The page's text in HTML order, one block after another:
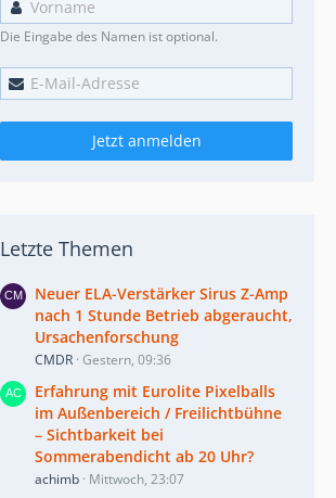
Die Eingabe des Namen ist optional.
Jetzt anmelden
Letzte Themen
Neuer ELA-Verstärker Sirus Z-Amp
nach 1 Stunde Betrieb abgeraucht,
Ursachenforschung
CMDR Gestern, 09:36
Erfahrung mit Eurolite Pixelballs
im Außenbereich / Freilichtbühne
– Sichtbarkeit bei
Sommerabendicht ab 20 Uhr?
achimb Mittwoch, 23:07